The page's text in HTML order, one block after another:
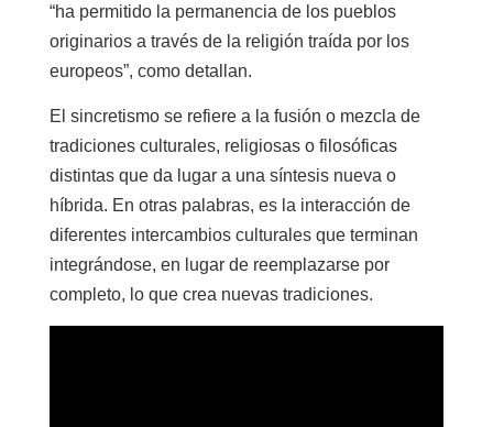
“ha permitido la permanencia de los pueblos
originarios a través de la religión traída por los
europeos”, como detallan.
El sincretismo se refiere a la fusión o mezcla de
tradiciones culturales, religiosas o filosóficas
distintas que da lugar a una síntesis nueva o
híbrida. En otras palabras, es la interacción de
diferentes intercambios culturales que terminan
integrándose, en lugar de reemplazarse por
completo, lo que crea nuevas tradiciones.